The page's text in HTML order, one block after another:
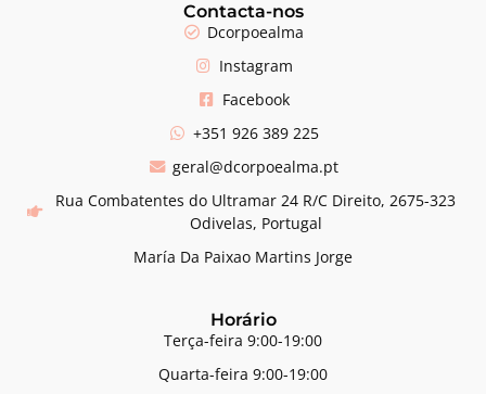
Contacta-nos
Dcorpoealma
Instagram
Facebook
+351 926 389 225
geral@dcorpoealma.pt
Rua Combatentes do Ultramar 24 R/C Direito, 2675-323
Odivelas, Portugal
María Da Paixao Martins Jorge
Horário
Terça-feira 9:00-19:00
Quarta-feira 9:00-19:00